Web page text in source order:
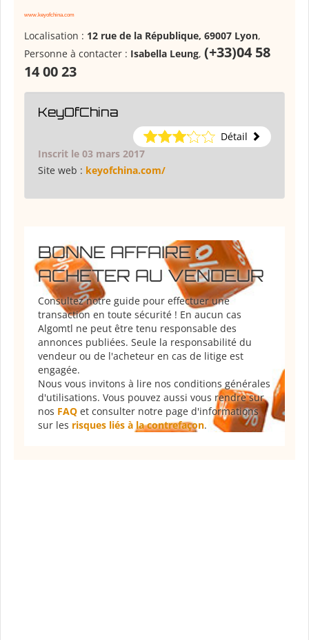
www.keyofchina.com
Localisation : 12 rue de la République, 69007 Lyon,
Personne à contacter : Isabella Leung, (+33)04 58
14 00 23
KeyOfChina
Détail
Inscrit le 03 mars 2017
Site web : keyofchina.com/
BONNE AFFAIRE :
ACHETER AU VENDEUR
Consultez notre guide pour effectuer une
transaction en toute sécurité ! En aucun cas
Algomtl ne peut être tenu responsable des
annonces publiées. Seule la responsabilité du
vendeur ou de l'acheteur en cas de litige est
engagée.
Nous vous invitons à lire nos conditions générales
d'utilisations. Vous pouvez aussi vous rendre sur
nos FAQ et consulter notre page d'informations
sur les risques liés à la contrefaçon.